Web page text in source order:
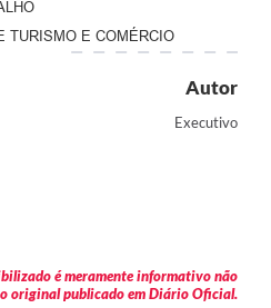
TURISMO E COMÉRCIO
Autor
Executivo
é meramente informativo não
original publicado em Diário Oficial.